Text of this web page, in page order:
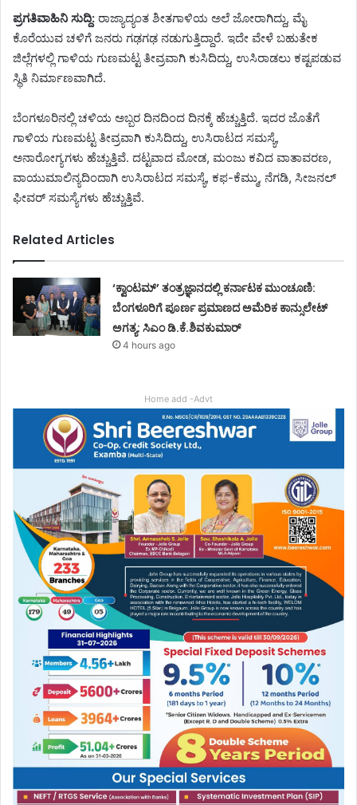
ಪ್ರಗತಿವಾಹಿನಿ ಸುದ್ದಿ: ರಾಜ್ಯಾದ್ಯಂತ ಶೀತಗಾಳಿಯ ಅಲೆ ಜೋರಾಗಿದ್ದು, ಮೈ
ಕೊರೆಯುವ ಚಳಿಗೆ ಜನರು ಗಢಗಢ ನಡುಗುತ್ತಿದ್ದಾರೆ. ಇದೇ ವೇಳೆ ಬಹುತೇಕ
ಜಿಲ್ಲೆಗಳಲ್ಲಿ ಗಾಳಿಯ ಗುಣಮಟ್ಟ ತೀವ್ರವಾಗಿ ಕುಸಿದಿದ್ದು, ಉಸಿರಾಡಲು ಕಷ್ಟಪಡುವ
ಸ್ಥಿತಿ ನಿರ್ಮಾಣವಾಗಿದೆ.
ಬೆಂಗಳೂರಿನಲ್ಲಿ ಚಳಿಯ ಅಬ್ಬರ ದಿನದಿಂದ ದಿನಕ್ಕೆ ಹೆಚ್ಚುತ್ತಿದೆ. ಇದರ ಜೊತೆಗೆ
ಗಾಳಿಯ ಗುಣಮಟ್ಟ ತೀವ್ರವಾಗಿ ಕುಸಿದಿದ್ದು, ಉಸಿರಾಟದ ಸಮಸ್ಯೆ,
ಅನಾರೋಗ್ಯಗಳು ಹೆಚ್ಚುತ್ತಿವೆ. ದಟ್ಟವಾದ ಮೋಡ, ಮಂಜು ಕವಿದ ವಾತಾವರಣ,
ವಾಯುಮಾಲಿನ್ಯದಿಂದಾಗಿ ಉಸಿರಾಟದ ಸಮಸ್ಯೆ, ಕಫ-ಕೆಮ್ಮು, ನೆಗಡಿ, ಸೀಜನಲ್
ಫೀವರ್ ಸಮಸ್ಯೆಗಳು ಹೆಚ್ಚುತ್ತಿವೆ.
Related Articles
‘ಕ್ವಾಂಟಮ್’ ತಂತ್ರಜ್ಞಾನದಲ್ಲಿ ಕರ್ನಾಟಕ ಮುಂಚೂಣಿ:
ಬೆಂಗಳೂರಿಗೆ ಪೂರ್ಣ ಪ್ರಮಾಣದ ಅಮೆರಿಕ ಕಾನ್ಸುಲೇಟ್
ಅಗತ್ಯ: ಸಿಎಂ ಡಿ.ಕೆ.ಶಿವಕುಮಾರ್
4 hours ago
Home add -Advt